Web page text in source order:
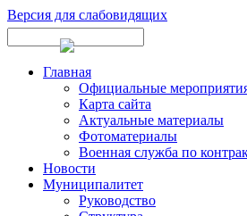
Версия для слабовидящих
Главная
Официальные
Карта сайта
Актуальные материалы
Фотоматериалы
Военная служба по
Новости
Муниципалитет
Руководство